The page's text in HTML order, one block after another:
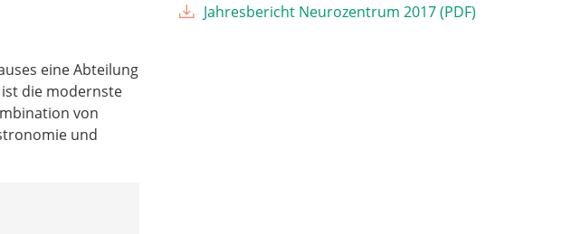
eine Abteilung
die modernste
von
und
Jahresbericht Neurozentrum 2017 (PDF)